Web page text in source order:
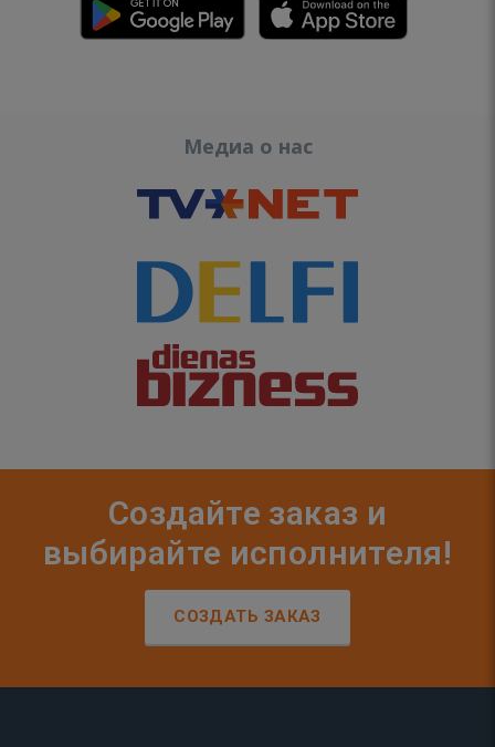
Медиа о нас
Создайте заказ и
выбирайте исполнителя!
СОЗДАТЬ ЗАКАЗ